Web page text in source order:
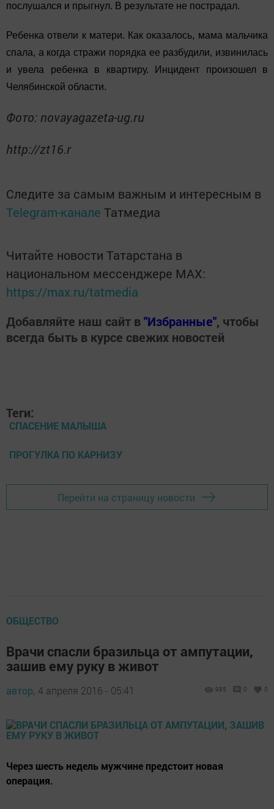
послушался и прыгнул. В результате не пострадал.
Ребенка отвели к матери. Как оказалось, мама мальчика
спала, а когда стражи порядка ее разбудили, извинилась
и увела ребенка в квартиру. Инцидент произошел в
Челябинской области.
Фото: novayagazeta-ug.ru
http://zt16.r
Следите за самым важным и интересным в
Telegram-канале Татмедиа
Читайте новости Татарстана в
национальном мессенджере MАХ:
https://max.ru/tatmedia
Добавляйте наш сайт в"Избранные", чтобы
всегда быть в курсе свежих новостей
Теги:
СПАСЕНИЕ МАЛЫША
ПРОГУЛКА ПО КАРНИЗУ
Перейти на страницу новости
ОБЩЕСТВО
Врачи спасли бразильца от ампутации,
зашив ему руку в живот
автор, 4 апреля 2016 - 05:41 985 0 0
Через шесть недель мужчине предстоит новая
операция.